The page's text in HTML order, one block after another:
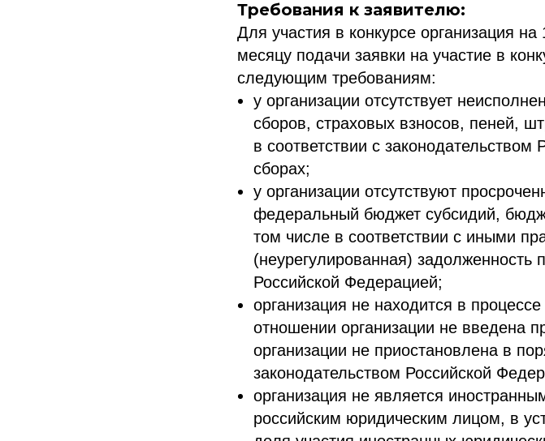
Требования к заявителю:
Для участия в конкурсе организация
месяцу подачи заявки на участие в
следующим требованиям:
у организации отсутствует
сборов, страховых взносов, пеней,
в соответствии с
сборах;
у организации отсутствуют
федеральный бюджет субсидий,
том числе в соответствии с иными
(неурегулированная)
Российской Федерацией;
организация не находится в
отношении организации не введена
организации не приостановлена в
законодательством Российской
организация не является
российским юридическим лицом, в